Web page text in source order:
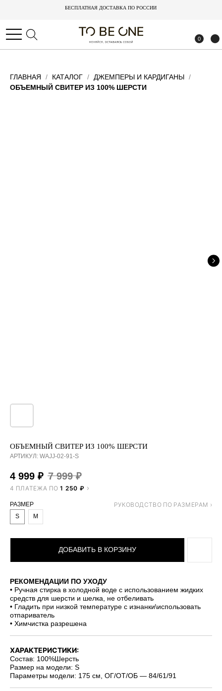
БЕСПЛАТНАЯ ДОСТАВКА ПО РОССИИ
0
БЕСПЛАТНАЯ ДОСТАВКА ПО РОССИИ
0
ГЛАВНАЯ КАТАЛОГ
ДЖЕМПЕРЫ И КАРДИГАНЫ
ОБЪЕМНЫЙ СВИТЕР ИЗ 100% ШЕРСТИ
ОБЪЕМНЫЙ СВИТЕР ИЗ 100% ШЕРСТИ
АРТИКУЛ: WAJJ-02-91-S
4 999 ₽ 7 999 ₽
4 ПЛАТЕЖА ПО1 250 ₽
РАЗМЕР
S
M
ДОБАВИТЬ В КОРЗИНУ
РЕКОМЕНДАЦИИ ПО УХОДУ
• Ручная стирка в холодной воде с использованием жидких
средств для шерсти и шелка, не отбеливать
• Гладить при низкой температуре с изнанки\использовать
отпариватель
• Химчистка разрешена
ХАРАКТЕРИСТИКИ:
Состав: 100%Шерсть
Размер на модели: S
Параметры модели: 175 см, ОГ/ОТ/ОБ — 84/61/91